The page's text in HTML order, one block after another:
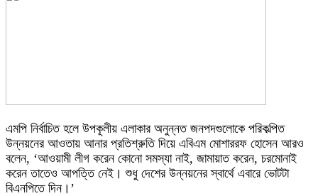
এমপি নির্বাচিত হলে উপকূলীয় এলাকার অনুন্নত জনপদগুলোকে পরিকল্পিত
উন্নয়নের আওতায় আনার প্রতিশ্রুতি দিয়ে এবিএম মোশাররফ হোসেন আরও
বলেন, ‘আওয়ামী লীগ করেন কোনো সমস্যা নাই, জামায়াত করেন, চরমোনাই
করেন তাতেও আপত্তি নেই। শুধু দেশের উন্নয়নের স্বার্থে এবারে ভোটটা
বিএনপিতে দিন।’